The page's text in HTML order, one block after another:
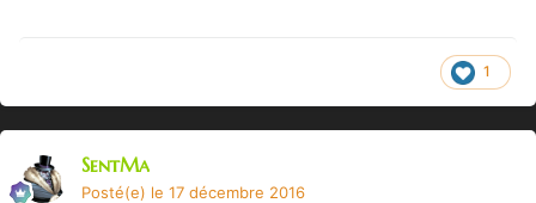
1
SentMa
Posté(e) le 17 décembre 2016